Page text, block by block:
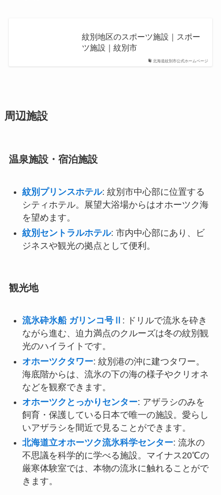
北海道紋別市公式ホームページ
紋別地区のスポーツ施設｜スポー
ツ施設｜紋別市
周辺施設
温泉施設・宿泊施設
紋別プリンスホテル: 紋別市中心部に位置する
シティホテル。展望大浴場からはオホーツク海
を望めます。
紋別セントラルホテル: 市内中心部にあり、ビ
ジネスや観光の拠点として便利。
観光地
流氷砕氷船 ガリンコ号Ⅱ : ドリルで流氷を砕き
ながら進む、迫力満点のクルーズは冬の紋別観
光のハイライトです。
オホーツクタワー: 紋別港の沖に建つタワー。
海底階からは、流氷の下の海の様子やクリオネ
などを観察できます。
オホーツクとっかりセンター: アザラシのみを
飼育・保護している日本で唯一の施設。愛らし
いアザラシを間近で見ることができます。
北海道立オホーツク流氷科学センター: 流氷の
不思議を科学的に学べる施設。マイナス20℃の
厳寒体験室では、本物の流氷に触れることがで
きます。